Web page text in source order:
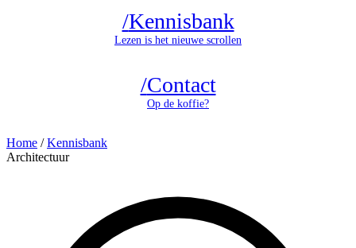
/Kennisbank
Lezen is het nieuwe scrollen
/Contact
Op de koffie?
Home / Kennisbank
Architectuur